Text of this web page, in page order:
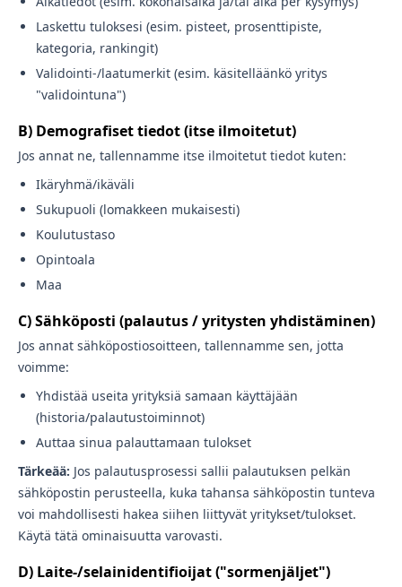
Laskettu tuloksesi (esim. pisteet, prosenttipiste,
kategoria, rankingit)
Validointi-/laatumerkit (esim. käsitelläänkö yritys
"validointuna")
B) Demografiset tiedot (itse ilmoitetut)
Jos annat ne, tallennamme itse ilmoitetut tiedot kuten:
Ikäryhmä/ikäväli
Sukupuoli (lomakkeen mukaisesti)
Koulutustaso
Opintoala
Maa
C) Sähköposti (palautus / yritysten yhdistäminen)
Jos annat sähköpostiosoitteen, tallennamme sen, jotta
voimme:
Yhdistää useita yrityksiä samaan käyttäjään
(historia/palautustoiminnot)
Auttaa sinua palauttamaan tulokset
Tärkeää: Jos palautusprosessi sallii palautuksen pelkän
sähköpostin perusteella, kuka tahansa sähköpostin tunteva
voi mahdollisesti hakea siihen liittyvät yritykset/tulokset.
Käytä tätä ominaisuutta varovasti.
D) Laite-/selainidentifioijat ("sormenjäljet")